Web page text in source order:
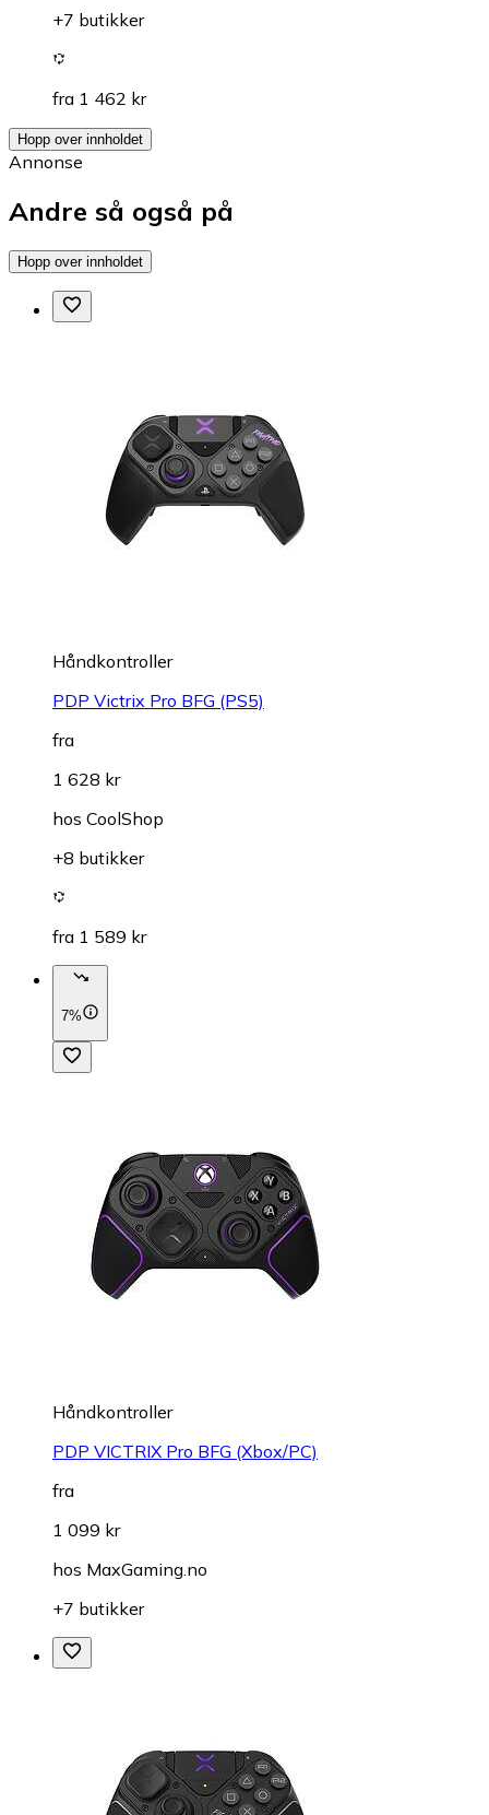
+7 butikker
fra 1 462 kr
Hopp over innholdet
Annonse
Andre så også på
Hopp over innholdet
Håndkontroller
PDP Victrix Pro BFG (PS5)
fra
1 628 kr
hos CoolShop
+8 butikker
fra 1 589 kr
7%
Håndkontroller
PDP VICTRIX Pro BFG (Xbox/PC)
fra
1 099 kr
hos MaxGaming.no
+7 butikker